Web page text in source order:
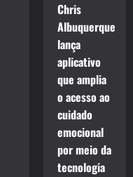
Chris
Albuquerque
lança
aplicativo
que amplia
o acesso ao
cuidado
emocional
por meio da
tecnologia